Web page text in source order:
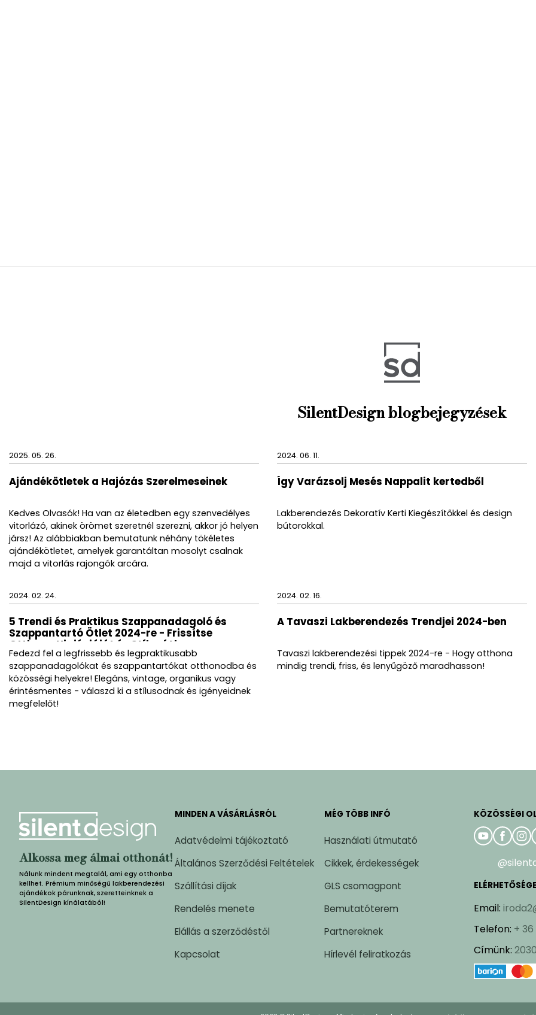
SilentDesign blogbejegyzések
2025. 05. 26.
Ajándékötletek a Hajózás Szerelmeseinek
Kedves Olvasók! Ha van az életedben egy szenvedélyes
vitorlázó, akinek örömet szeretnél szerezni, akkor jó helyen
jársz! Az alábbiakban bemutatunk néhány tökéletes
ajándékötletet, amelyek garantáltan mosolyt csalnak
majd a vitorlás rajongók arcára.
2024. 06. 11.
Így Varázsolj Mesés Nappalit kertedből
Lakberendezés Dekoratív Kerti Kiegészítőkkel és design
bútorokkal.
2024. 02. 24.
5 Trendi és Praktikus Szappanadagoló és
Szappantartó Ötlet 2024-re - Frissítse
Otthona Higiéniáját és Stílusát!
Fedezd fel a legfrissebb és legpraktikusabb
szappanadagolókat és szappantartókat otthonodba és
közösségi helyekre! Elegáns, vintage, organikus vagy
érintésmentes - válaszd ki a stílusodnak és igényeidnek
megfelelőt!
2024. 02. 16.
A Tavaszi Lakberendezés Trendjei 2024-ben
Tavaszi lakberendezési tippek 2024-re - Hogy otthona
mindig trendi, friss, és lenyűgöző maradhasson!
Alkossa meg álmai otthonát!
Nálunk mindent megtalál, ami egy otthonba
kellhet. Prémium minőségű lakberendezési
ajándékok párunknak, szeretteinknek a
SilentDesign kínálatából!
MINDEN A VÁSÁRLÁSRÓL
Adatvédelmi tájékoztató
Általános Szerződési Feltételek
Szállítási díjak
Rendelés menete
Elállás a szerződéstől
Kapcsolat
MÉG TÖBB INFÓ
Használati útmutató
Cikkek, érdekességek
GLS csomagpont
Bemutatóterem
Partnereknek
Hírlevél feliratkozás
KÖZÖSSÉGI
Email:
Telefon: +
Címünk: